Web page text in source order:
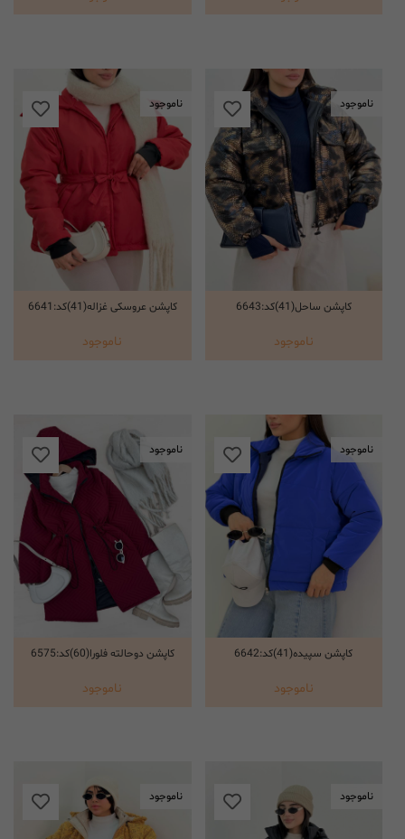
ناموجود
انتخاب گزینه ها
کاپشن ساحل(41)کد:6643
ناموجود
ناموجود
انتخاب گزینه ها
کاپشن عروسکی غزاله(41)کد:6641
ناموجود
ناموجود
انتخاب گزینه ها
کاپشن سپیده(41)کد:6642
ناموجود
ناموجود
انتخاب گزینه ها
کاپشن دوحالته فلورا(60)کد:6575
ناموجود
ناموجود ناموجود